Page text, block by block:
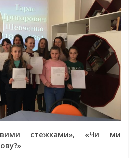
стежками», «Чи ми